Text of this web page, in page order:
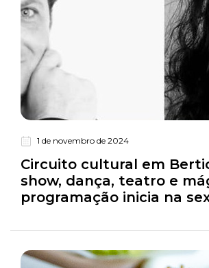
1 de novembro de 2024
Circuito cultural em
show, dança, teatro e
programação inicia na